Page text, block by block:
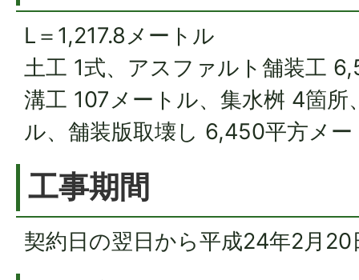
L＝1,217.8メートル
土工 1式、アスファルト舗装工
溝工 107メートル、集水桝 4箇所
ル、舗装版取壊し 6,450平方メー
工事期間
契約日の翌日から平成24年2月20